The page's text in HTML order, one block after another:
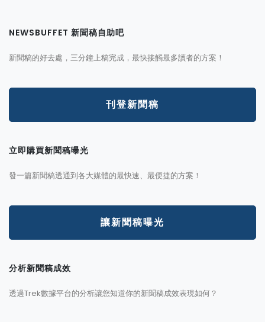
NEWSBUFFET 新聞稿自助吧
新聞稿的好去處，三分鐘上稿完成，最快接觸最多讀者的方案！
刊登新聞稿
立即購買新聞稿曝光
發一篇新聞稿透通到各大媒體的最快速、最便捷的方案！
讓新聞稿曝光
分析新聞稿成效
透過Trek數據平台的分析讓您知道你的新聞稿成效表現如何？